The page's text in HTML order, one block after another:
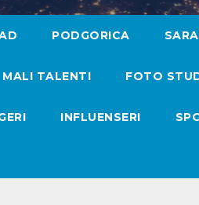
PODGORICA
MALI TALENTI FOTO
INFLUENSERI